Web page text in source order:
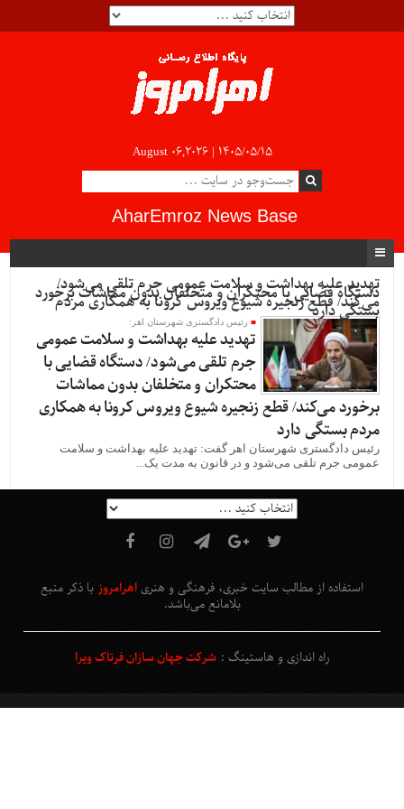
August 06,2026 | ۱۴۰۵/۰۵/۱۵
AharEmroz News Base
تهدید علیه بهداشت و سلامت عمومی جرم تلقی می‌شود/
دستگاه قضایی با محتکران و متخلفان بدون مماشات برخورد
می‌کند/ قطع زنجیره شیوع ویروس کرونا به همکاری مردم
بستگی دارد رئیس دادگستری شهرستان اهر:
تهدید علیه بهداشت و سلامت عمومی
جرم تلقی می‌شود/ دستگاه قضایی با
محتکران و متخلفان بدون مماشات
برخورد می‌کند/ قطع زنجیره شیوع ویروس کرونا به همکاری
مردم بستگی دارد
رئیس دادگستری شهرستان اهر گفت: تهدید علیه بهداشت و سلامت
عمومی جرم تلقی می‌شود و در قانون به مدت یک‌...
استفاده از مطالب سایت خبری، فرهنگی و هنری اهرامروز با ذکر منبع
بلامانع می‌باشد.
راه اندازی و هاستینگ :شرکت جهان سازان فرتاک ویرا